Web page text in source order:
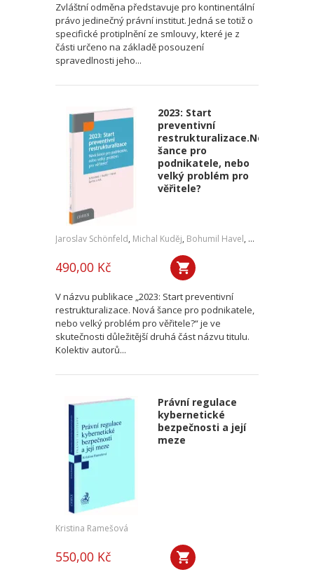
Zvláštní odměna představuje pro kontinentální
právo jedinečný právní institut. Jedná se totiž o
specifické protiplnění ze smlouvy, které je z
části určeno na základě posouzení
spravedlnosti jeho...
2023: Start
preventivní
restrukturalizace.Nová
šance pro
podnikatele, nebo
velký problém pro
věřitele?
Jaroslav Schönfeld, Michal Kuděj, Bohumil Havel, Petr Sprinz
490,00 Kč
V názvu publikace „2023: Start preventivní
restrukturalizace. Nová šance pro podnikatele,
nebo velký problém pro věřitele?“ je ve
skutečnosti důležitější druhá část názvu titulu.
Kolektiv autorů...
Právní regulace
kybernetické
bezpečnosti a její
meze
Kristina Ramešová
550,00 Kč